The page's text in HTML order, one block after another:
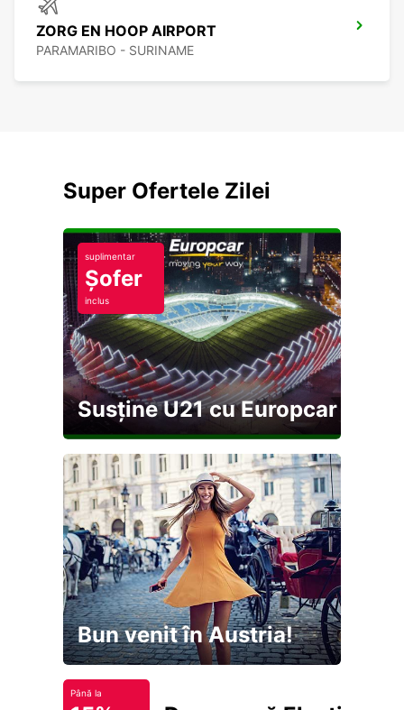
ZORG EN HOOP AIRPORT
PARAMARIBO - SURINAME
Super Ofertele Zilei
suplimentar
Șofer
inclus
Susține U21 cu Europcar
Bun venit în Austria!
Până la